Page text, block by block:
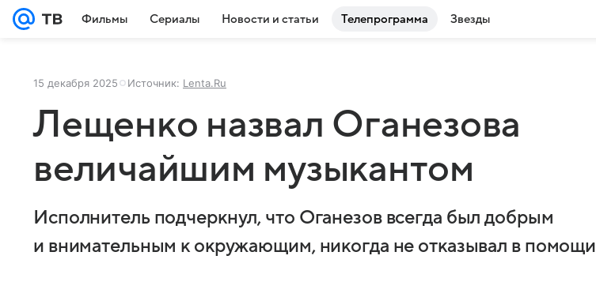
Фильмы Сериалы Новости и статьи Телепрограмма Звезды
15 декабря 2025 Источник: Lenta.Ru
Лещенко назвал Оганезова
величайшим музыкантом
Исполнитель подчеркнул, что Оганезов всегда был добрым
и внимательным к окружающим, никогда не отказывал в помощи